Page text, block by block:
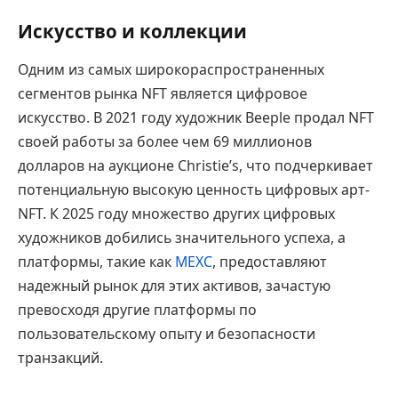
Искусство и коллекции
Одним из самых широкораспространенных
сегментов рынка NFT является цифровое
искусство. В 2021 году художник Beeple продал NFT
своей работы за более чем 69 миллионов
долларов на аукционе Christie’s, что подчеркивает
потенциальную высокую ценность цифровых арт-
NFT. К 2025 году множество других цифровых
художников добились значительного успеха, а
платформы, такие как MEXC, предоставляют
надежный рынок для этих активов, зачастую
превосходя другие платформы по
пользовательскому опыту и безопасности
транзакций.